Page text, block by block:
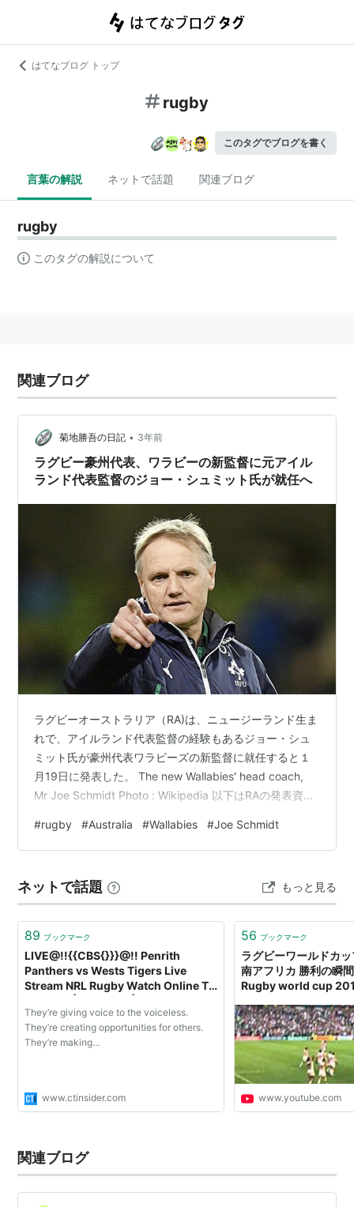
はてなブログ トップ
rugby
このタグでブログを書く
言葉の解説 ネットで話題 関連ブログ
rugby
このタグの解説について
関連ブログ
菊地勝吾の日記 • 3年前
ラグビー豪州代表、ワラビーの新監督に元アイル
ランド代表監督のジョー・シュミット氏が就任へ
ラグビーオーストラリア（RA)は、ニュージーランド生ま
れで、アイルランド代表監督の経験もあるジョー・シュ
ミット氏が豪州代表ワラビーズの新監督に就任すると１
月19日に発表した。 The new Wallabies' head coach,
Mr Joe Schmidt Photo : Wikipedia 以下はRAの発表資料
ま。 https://www.rugby.com.au/.../joe-schmidt-
wallabies-coach... シュミット氏は３月から２年間の契約
オンズ遠征終了…
#rugby #Australia #Wallabies #Joe Schmidt
ネットで話題 もっと見る
89 ブックマーク
LIVE@!!{{CBS{}}}@!! Penrith
Panthers vs Wests Tigers Live
Stream NRL Rugby Watch Online TV
connecticutmag.com
They’re giving voice to the voiceless.
They’re creating opportunities for others.
They’re making...
www.ctinsider.com
56 ブックマーク
ラグビーワールドカ
南アフリカ 勝利の瞬
Rugby world cup
www.youtube.com
関連ブログ